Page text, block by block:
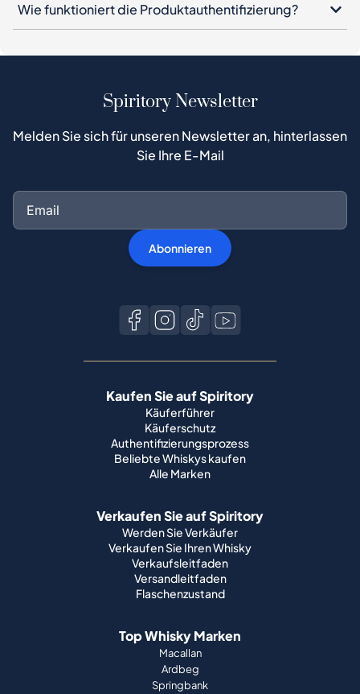
Wie funktioniert die Produktauthentifizierung?
Spiritory Newsletter
Melden Sie sich für unseren Newsletter an, hinterlassen
Sie Ihre E-Mail
Abonnieren
Kaufen Sie auf Spiritory
Käuferführer
Käuferschutz
Authentifizierungsprozess
Beliebte Whiskys kaufen
Alle Marken
Verkaufen Sie auf Spiritory
Werden Sie Verkäufer
Verkaufen Sie Ihren Whisky
Verkaufsleitfaden
Versandleitfaden
Flaschenzustand
Top Whisky Marken
Macallan
Ardbeg
Springbank